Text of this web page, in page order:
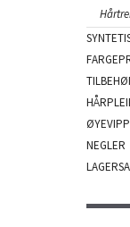
NEGLER